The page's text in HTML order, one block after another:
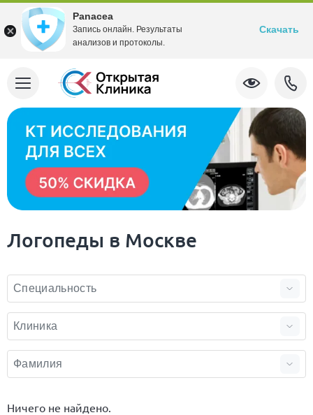
Логопеды в Москве
Ничего не найдено.
Panacea
Запись онлайн. Результаты
анализов и протоколы.
Скачать